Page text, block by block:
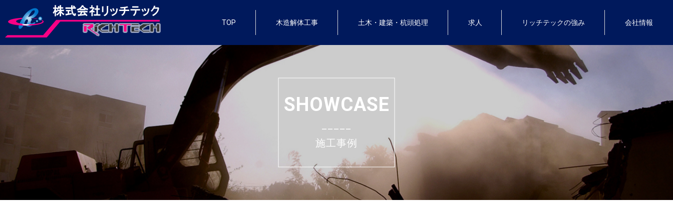
SHOWCASE
施工事例
TOP 木造解体工事 土木・建築・杭頭処理 求人 リッチテックの強み 会社情報